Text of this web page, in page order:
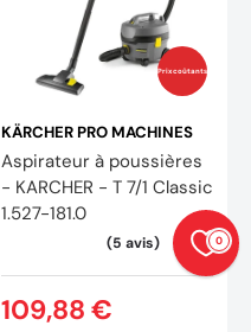
Prix coûtants
KÄRCHER PRO MACHINES
Aspirateur à poussières
- KARCHER - T 7/1 Classic
1.527-181.0
109,88 €
0